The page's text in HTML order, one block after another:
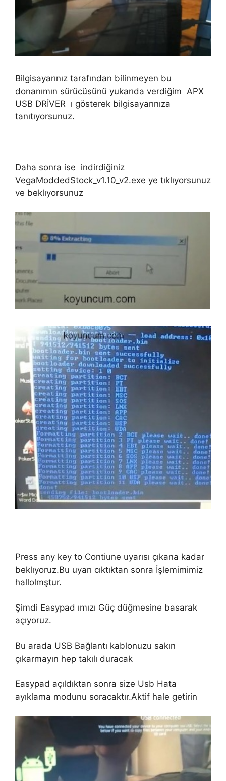
Bilgisayarınız tarafından bilinmeyen bu
donanımın sürücüsünü yukarıda verdiğim APX
USB DRİVER ı gösterek bilgisayarınıza
tanıtıyorsunuz.
Daha sonra ise indirdiğiniz
VegaModdedStock_v1.10_v2.exe ye tıklıyorsunuz
ve beklıyorsunuz
Press any key to Contiune uyarısı çıkana kadar
beklıyoruz.Bu uyarı cıktıktan sonra İşlemimimiz
hallolmştur.
Şimdi Easypad ımızı Güç düğmesine basarak
açıyoruz.
Bu arada USB Bağlantı kablonuzu sakın
çıkarmayın hep takılı duracak
Easypad açıldıktan sonra size Usb Hata
ayıklama modunu soracaktır.Aktif hale getirin